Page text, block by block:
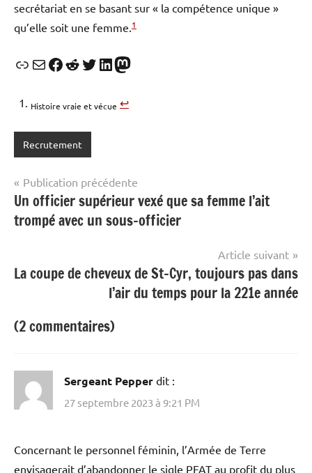
secrétariat en se basant sur « la compétence unique »
qu’elle soit une femme.1
LienE-mailFacebook
Reddit
Twitter
LinkedIn
Mastodon
Histoire vraie et vécue ↩︎
Recrutement
Navigation
de
l’article
Publication précédente
Un officier supérieur vexé que sa femme l’ait
trompé avec un sous-officier
Article suivant
La coupe de cheveux de St-Cyr, toujours pas dans
l’air du temps pour la 221e année
(2 commentaires)
Sergeant Pepper dit :
27 septembre 2023 à 9:21 PM
Concernant le personnel féminin, l’Armée de Terre
envisagerait d’abandonner le sigle PFAT au profit du plus